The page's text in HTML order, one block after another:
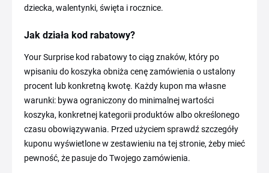
dziecka, walentynki, święta i rocznice.
Jak działa kod rabatowy?
Your Surprise kod rabatowy to ciąg znaków, który po
wpisaniu do koszyka obniża cenę zamówienia o ustalony
procent lub konkretną kwotę. Każdy kupon ma własne
warunki: bywa ograniczony do minimalnej wartości
koszyka, konkretnej kategorii produktów albo określonego
czasu obowiązywania. Przed użyciem sprawdź szczegóły
kuponu wyświetlone w zestawieniu na tej stronie, żeby mieć
pewność, że pasuje do Twojego zamówienia.